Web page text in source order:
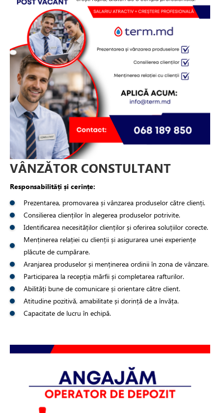
VÂNZĂTOR CONSTULTANT
Responsabilități și cerințe:
Prezentarea, promovarea și vânzarea produselor către clienți.
Consilierea clienților în alegerea produselor potrivite.
Identificarea necesităților clienților și oferirea soluțiilor corecte.
Menținerea relației cu clienții și asigurarea unei experiențe
plăcute de cumpărare.
Aranjarea produselor și menținerea ordinii în zona de vânzare.
Participarea la recepția mărfii și completarea rafturilor.
Abilități bune de comunicare și orientare către client.
Atitudine pozitivă, amabilitate și dorință de a învăța.
Capacitate de lucru în echipă.